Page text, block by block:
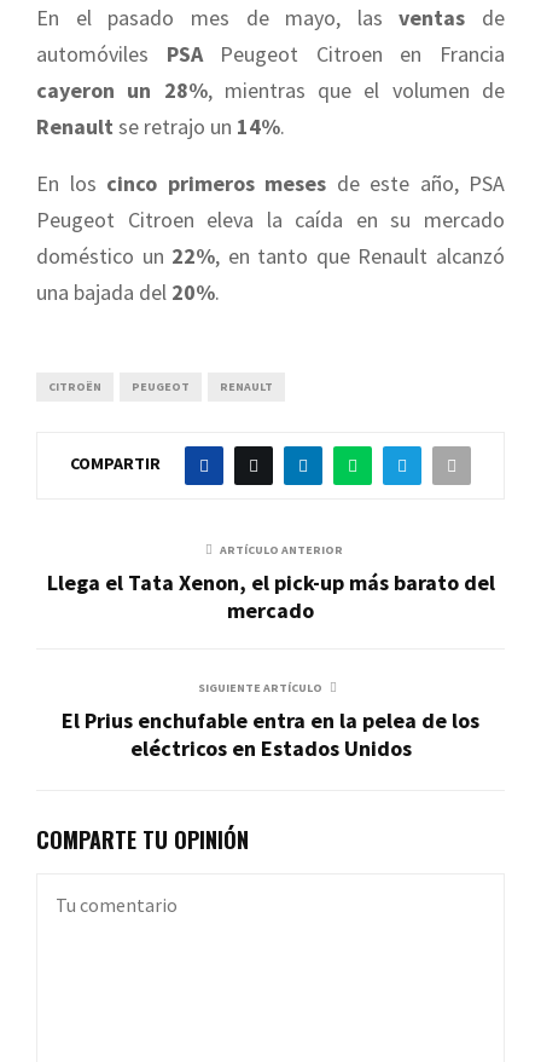
En el pasado mes de mayo, lasventas de
automóviles PSAPeugeot Citroen en Francia
cayeron un 28%, mientras que el volumen de
Renault se retrajo un 14%.
En los cinco primeros meses de este año, PSA
Peugeot Citroen eleva la caída en su mercado
doméstico un 22%, en tanto que Renault alcanzó
una bajada del 20%.
CITROËN PEUGEOT RENAULT
COMPARTIR
ARTÍCULO ANTERIOR
Llega el Tata Xenon, el pick-up más barato del
mercado
SIGUIENTE ARTÍCULO
El Prius enchufable entra en la pelea de los
eléctricos en Estados Unidos
COMPARTE TU OPINIÓN